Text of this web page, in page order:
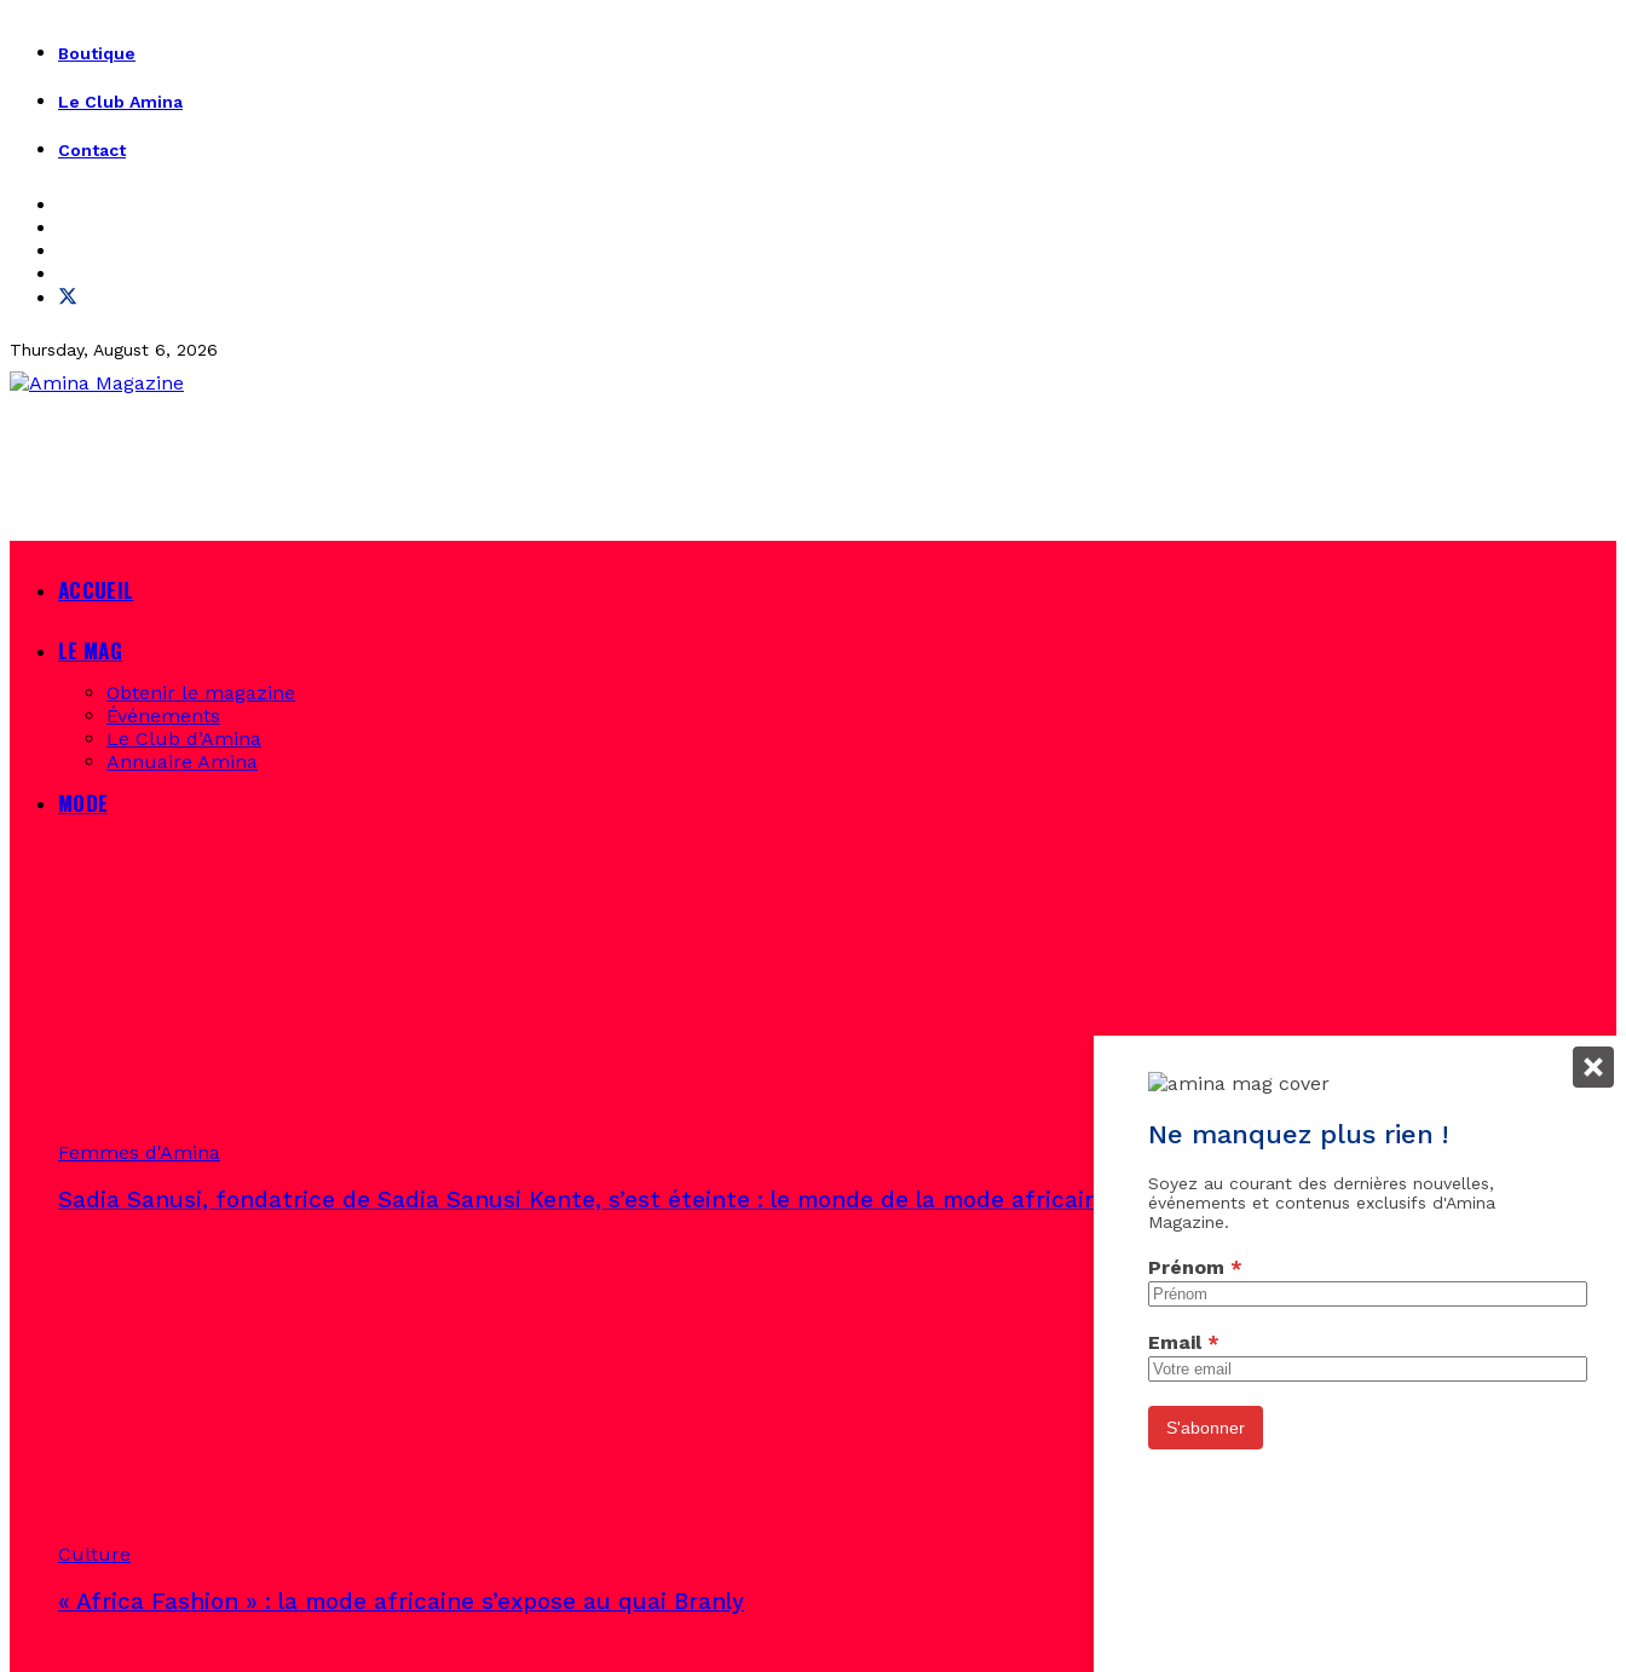
Boutique
Le Club Amina
Contact
Thursday, August 6, 2026
ACCUEIL
LE MAG
Obtenir le magazine
Événements
Le Club d’Amina
Annuaire Amina
MODE
Femmes d'Amina
Sadia Sanusi, fondatrice de Sadia Sanusi Kente, s’est éteinte : le monde de la mode africaine en deuil
Culture
« Africa Fashion » : la mode africaine s’expose au quai Branly
Ne manquez plus rien !
Soyez au courant des dernières nouvelles,
événements et contenus exclusifs d'Amina
Magazine.
Prénom *
Email *
S'abonner